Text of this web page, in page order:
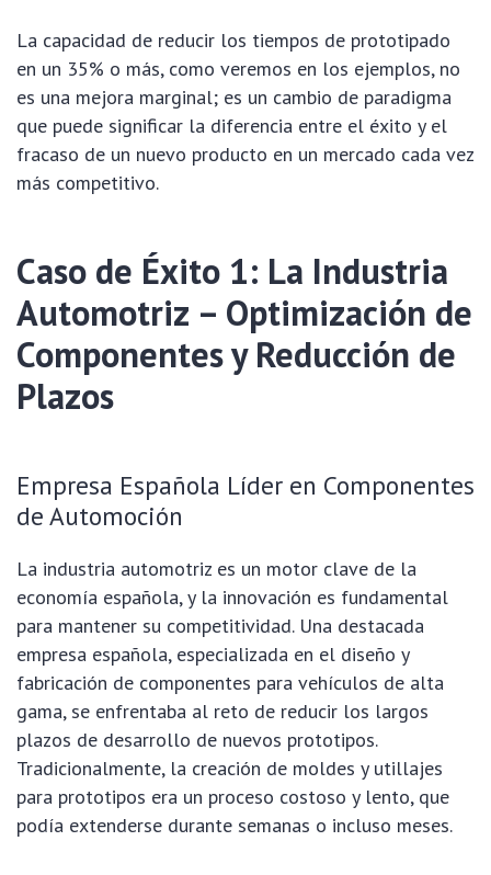
La capacidad de reducir los tiempos de prototipado
en un 35% o más, como veremos en los ejemplos, no
es una mejora marginal; es un cambio de paradigma
que puede significar la diferencia entre el éxito y el
fracaso de un nuevo producto en un mercado cada vez
más competitivo.
Caso de Éxito 1: La Industria
Automotriz – Optimización de
Componentes y Reducción de
Plazos
Empresa Española Líder en Componentes
de Automoción
La industria automotriz es un motor clave de la
economía española, y la innovación es fundamental
para mantener su competitividad. Una destacada
empresa española, especializada en el diseño y
fabricación de componentes para vehículos de alta
gama, se enfrentaba al reto de reducir los largos
plazos de desarrollo de nuevos prototipos.
Tradicionalmente, la creación de moldes y utillajes
para prototipos era un proceso costoso y lento, que
podía extenderse durante semanas o incluso meses.